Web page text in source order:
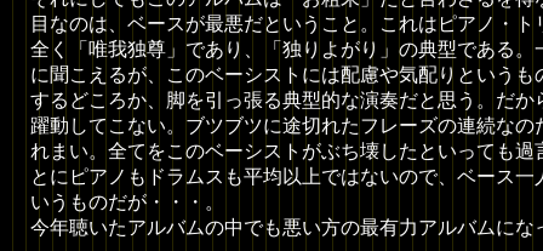
目なのは、ベースが最悪だということ。これはピアノ・
全く「唯我独尊」であり、「独りよがり」の典型である
に聞こえるが、このベーシストには配慮や気配りという
するどころか、脚を引っ張る典型的な演奏だと思う。だ
躍動してこない。ブツブツに途切れたフレーズの連続な
れまい。全てをこのベーシストがぶち壊したといっても
とにピアノもドラムスも平均以上ではないので、ベース
いうものだが・・・。
今年聴いたアルバムの中でも悪い方の最有力アルバムにな